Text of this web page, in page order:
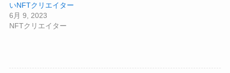
いNFTクリエイター
6月 9, 2023
NFTクリエイター